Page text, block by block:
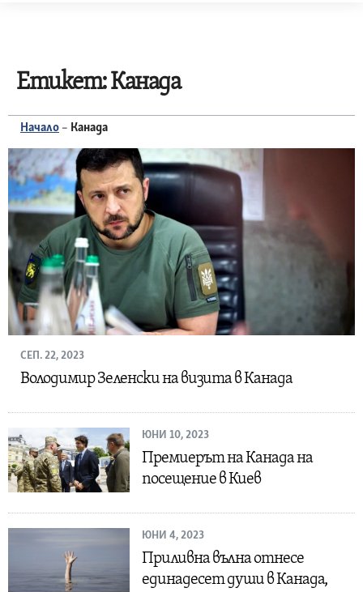
Етикет:Канада
Начало – Канада
СЕП. 22, 2023
Володимир Зеленски на визита в Канада
ЮНИ 10, 2023
Премиерът на Канада на
посещение в Киев
ЮНИ 4, 2023
Приливна вълна отнесе
единадесет души в Канада,